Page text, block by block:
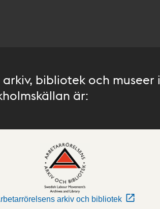
bibliotek och museer i
är:
arkiv och bibliotek